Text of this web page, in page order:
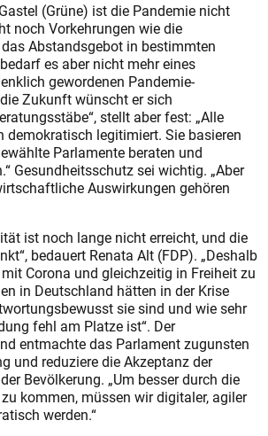
(Grüne) ist die Pandemie nicht
noch Vorkehrungen wie die
Abstandsgebot in bestimmten
es aber nicht mehr eines
gewordenen Pandemie-
Zukunft wünscht er sich
stellt aber fest: „Alle
demokratisch legitimiert. Sie basieren
Parlamente beraten und
Gesundheitsschutz sei wichtig. „Aber
Auswirkungen gehören
ist noch lange nicht erreicht, und die
bedauert Renata Alt (FDP). „Deshalb
Corona und gleichzeitig in Freiheit zu
in Deutschland hätten in der Krise
sie sind und wie sehr
fehl am Platze ist“. Der
entmachte das Parlament zugunsten
und reduziere die Akzeptanz der
Bevölkerung. „Um besser durch die
kommen, müssen wir digitaler, agiler
werden.“